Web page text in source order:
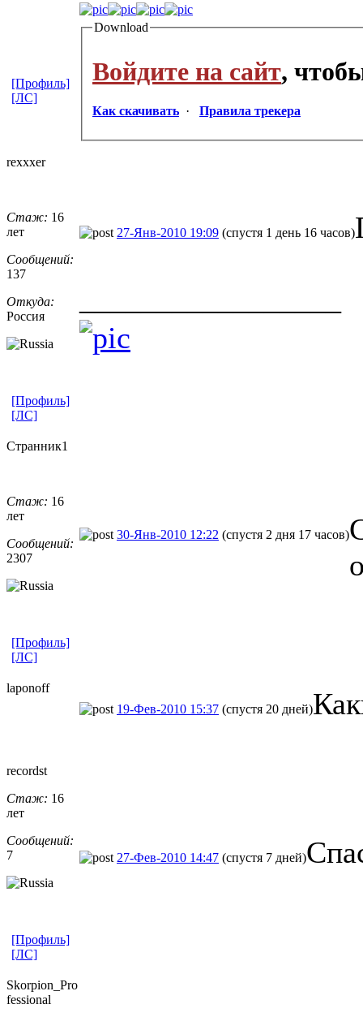
Download
Войдите на сайт,
Как скачивать · Правила трекера
[Профиль]
[ЛС]
rexxxer
Стаж: 16
лет
Сообщений:
137
Откуда:
Россия
27-Янв-2010 19:09 (спустя 1 день 16 часов)
[Профиль]
[ЛС]
Странник1
Стаж: 16
лет
Сообщений:
2307
30-Янв-2010 12:22 (спустя 2 дня 17 часов)
[Профиль]
[ЛС]
laponoff
19-Фев-2010 15:37 (спустя 20 дней)
recordst
Стаж: 16
лет
Сообщений:
7
27-Фев-2010 14:47 (спустя 7 дней)
[Профиль]
[ЛС]
Skorpion_Pro
fessional